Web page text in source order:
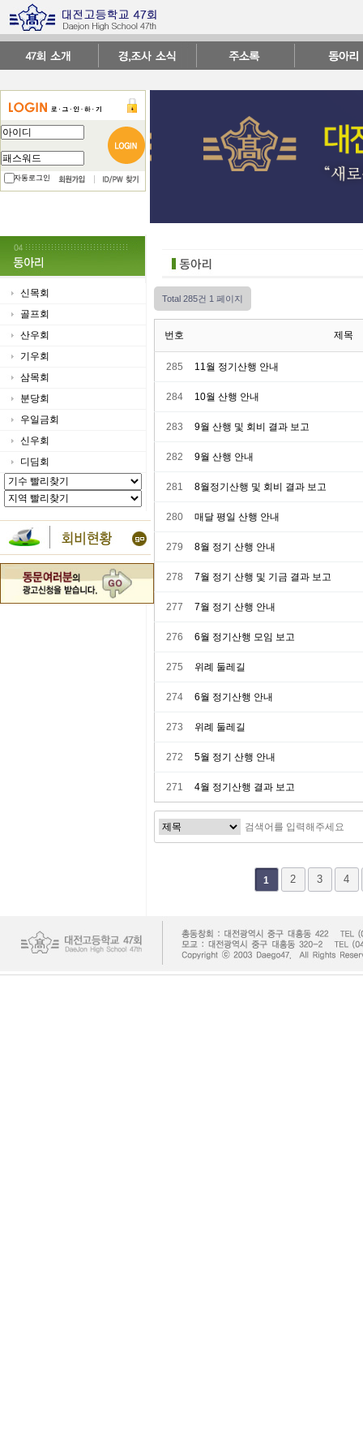
자동로그인
신목회
골프회
산우회
기우회
삼목회
분당회
우일금회
신우회
디딤회
Total 285건 1 페이지
번호 제목
285 11월 정기산행 안내
284 10월 산행 안내
283 9월 산행 및 회비 결과 보고
282 9월 산행 안내
281 8월정기산행 및 회비 결과 보고
280 매달 평일 산행 안내
279 8월 정기 산행 안내
278 7월 정기 산행 및 기금 결과 보고
277 7월 정기 산행 안내
276 6월 정기산행 모임 보고
275 위례 둘레길
274 6월 정기산행 안내
273 위례 둘레길
272 5월 정기 산행 안내
271 4월 정기산행 결과 보고
1 2 3 4